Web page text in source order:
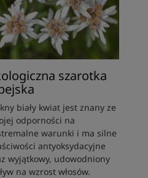
szarotka
biały kwiat jest znany ze
odporności na
warunki i ma silne
antyoksydacyjne
wyjątkowy, udowodniony
na wzrost włosów.